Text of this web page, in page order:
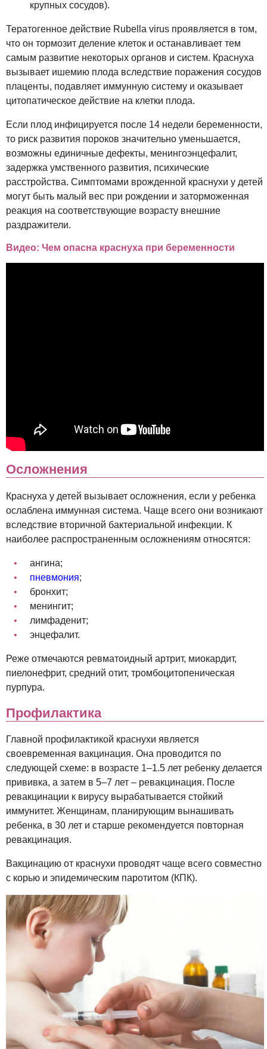
крупных сосудов).
Тератогенное действие Rubella virus проявляется в том,
что он тормозит деление клеток и останавливает тем
самым развитие некоторых органов и систем. Краснуха
вызывает ишемию плода вследствие поражения сосудов
плаценты, подавляет иммунную систему и оказывает
цитопатическое действие на клетки плода.
Если плод инфицируется после 14 недели беременности,
то риск развития пороков значительно уменьшается,
возможны единичные дефекты, менингоэнцефалит,
задержка умственного развития, психические
расстройства. Симптомами врожденной краснухи у детей
могут быть малый вес при рождении и заторможенная
реакция на соответствующие возрасту внешние
раздражители.
Видео: Чем опасна краснуха при беременности
Осложнения
Краснуха у детей вызывает осложнения, если у ребенка
ослаблена иммунная система. Чаще всего они возникают
вследствие вторичной бактериальной инфекции. К
наиболее распространенным осложнениям относятся:
ангина;
пневмония;
бронхит;
менингит;
лимфаденит;
энцефалит.
Реже отмечаются ревматоидный артрит, миокардит,
пиелонефрит, средний отит, тромбоцитопеническая
пурпура.
Профилактика
Главной профилактикой краснухи является
своевременная вакцинация. Она проводится по
следующей схеме: в возрасте 1–1.5 лет ребенку делается
прививка, а затем в 5–7 лет – ревакцинация. После
ревакцинации к вирусу вырабатывается стойкий
иммунитет. Женщинам, планирующим вынашивать
ребенка, в 30 лет и старше рекомендуется повторная
ревакцинация.
Вакцинацию от краснухи проводят чаще всего совместно
с корью и эпидемическим паротитом (КПК).